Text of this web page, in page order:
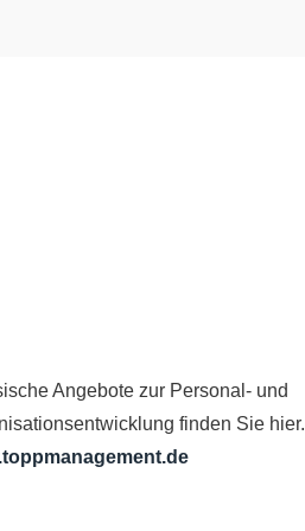
Angebote zur Personal- und
finden Sie hier.